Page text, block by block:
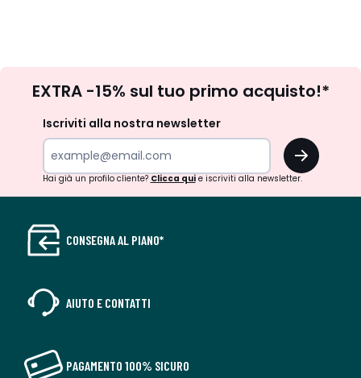
newsletter
EXTRA -15% sul tuo primo acquisto!*
Iscriviti alla nostra newsletter
OK
Hai già un profilo cliente?Clicca quie iscriviti alla newsletter.
CONSEGNA AL PIANO*
AIUTO E CONTATTI
PAGAMENTO 100% SICURO